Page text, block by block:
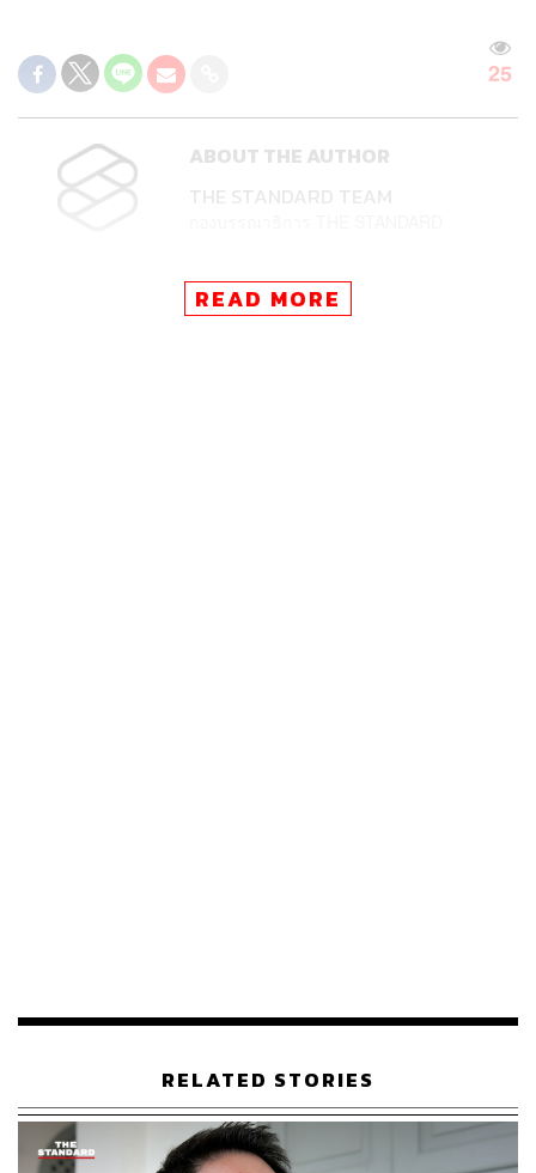
25
ABOUT THE AUTHOR
THE STANDARD TEAM
READ MORE
RELATED STORIES